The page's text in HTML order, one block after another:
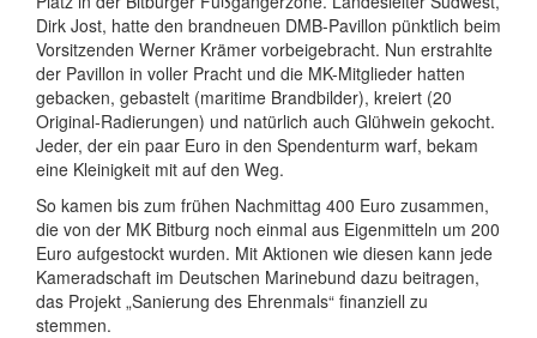
Dirk Jost, hatte den brandneuen DMB-Pavillon pünktlich beim
Vorsitzenden Werner Krämer vorbeigebracht. Nun erstrahlte
der Pavillon in voller Pracht und die MK-Mitglieder hatten
gebacken, gebastelt (maritime Brandbilder), kreiert (20
Original-Radierungen) und natürlich auch Glühwein gekocht.
Jeder, der ein paar Euro in den Spendenturm warf, bekam
eine Kleinigkeit mit auf den Weg.
So kamen bis zum frühen Nachmittag 400 Euro zusammen,
die von der MK Bitburg noch einmal aus Eigenmitteln um 200
Euro aufgestockt wurden. Mit Aktionen wie diesen kann jede
Kameradschaft im Deutschen Marinebund dazu beitragen,
das Projekt „Sanierung des Ehrenmals“ finanziell zu
stemmen.